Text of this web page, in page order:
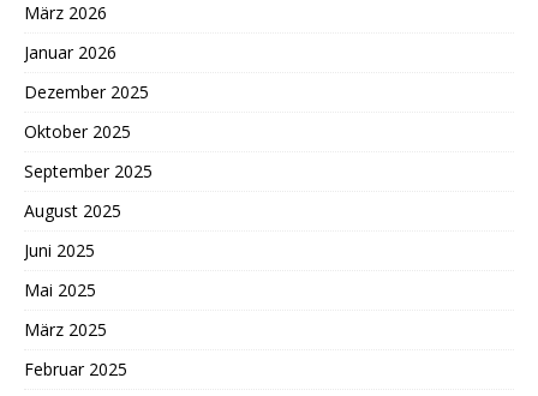
März 2026
Januar 2026
Dezember 2025
Oktober 2025
September 2025
August 2025
Juni 2025
Mai 2025
März 2025
Februar 2025